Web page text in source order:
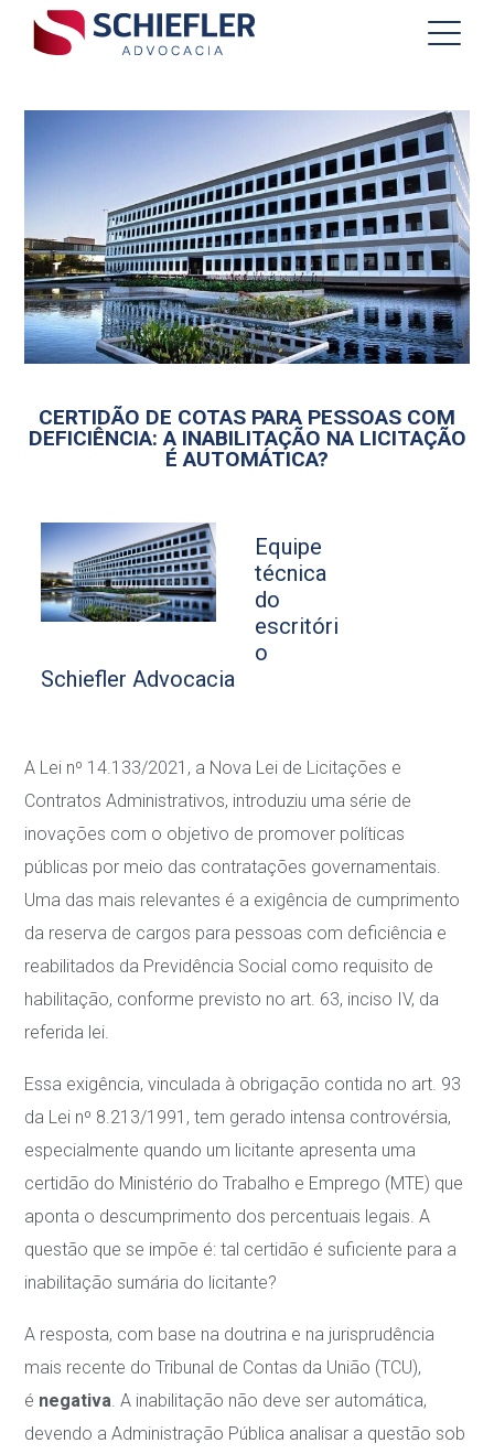
CERTIDÃO DE COTAS PARA PESSOAS COM
DEFICIÊNCIA: A INABILITAÇÃO NA LICITAÇÃO
É AUTOMÁTICA?
Equipe
técnica
do
escritóri
o
Schiefler Advocacia
A Lei nº 14.133/2021, a Nova Lei de Licitações e
Contratos Administrativos, introduziu uma série de
inovações com o objetivo de promover políticas
públicas por meio das contratações governamentais.
Uma das mais relevantes é a exigência de cumprimento
da reserva de cargos para pessoas com deficiência e
reabilitados da Previdência Social como requisito de
habilitação, conforme previsto no art. 63, inciso IV, da
referida lei.
Essa exigência, vinculada à obrigação contida no art. 93
da Lei nº 8.213/1991, tem gerado intensa controvérsia,
especialmente quando um licitante apresenta uma
certidão do Ministério do Trabalho e Emprego (MTE) que
aponta o descumprimento dos percentuais legais. A
questão que se impõe é: tal certidão é suficiente para a
inabilitação sumária do licitante?
A resposta, com base na doutrina e na jurisprudência
mais recente do Tribunal de Contas da União (TCU),
é negativa . A inabilitação não deve ser automática,
devendo a Administração Pública analisar a questão sob